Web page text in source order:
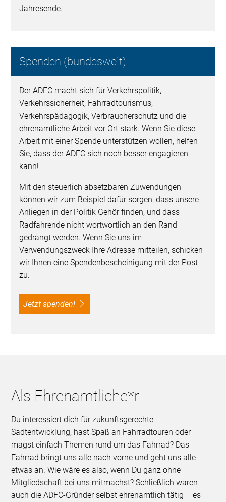
Jahresende.
Spenden (bundesweit)
Der ADFC macht sich für Verkehrspolitik,
Verkehrssicherheit, Fahrradtourismus,
Verkehrspädagogik, Verbraucherschutz und die
ehrenamtliche Arbeit vor Ort stark. Wenn Sie diese
Arbeit mit einer Spende unterstützen wollen, helfen
Sie, dass der ADFC sich noch besser engagieren
kann!
Mit den steuerlich absetzbaren Zuwendungen
können wir zum Beispiel dafür sorgen, dass unsere
Anliegen in der Politik Gehör finden, und dass
Radfahrende nicht wortwörtlich an den Rand
gedrängt werden. Wenn Sie uns im
Verwendungszweck Ihre Adresse mitteilen, schicken
wir Ihnen eine Spendenbescheinigung mit der Post
zu.
Jetzt spenden!
Als Ehrenamtliche*r
Du interessiert dich für zukunftsgerechte
Sadtentwicklung, hast Spaß an Fahrradtouren oder
magst einfach Themen rund um das Fahrrad? Das
Fahrrad bringt uns alle nach vorne und geht uns alle
etwas an. Wie wäre es also, wenn Du ganz ohne
Mitgliedschaft bei uns mitmachst? Schließlich waren
auch die ADFC-Gründer selbst ehrenamtlich tätig – es